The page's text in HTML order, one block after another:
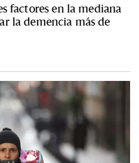
factores en la mediana
la demencia más de